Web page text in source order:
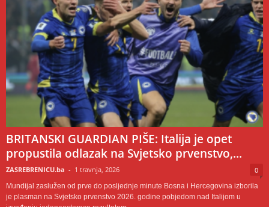
BRITANSKI GUARDIAN PIŠE: Italija je opet
propustila odlazak na Svjetsko prvenstvo,...
ZASREBRENICU.ba - 1 travnja, 2026 0
Mundijal zaslužen od prve do posljednje minute Bosna i Hercegovina izborila
je plasman na Svjetsko prvenstvo 2026. godine pobjedom nad Italijom u